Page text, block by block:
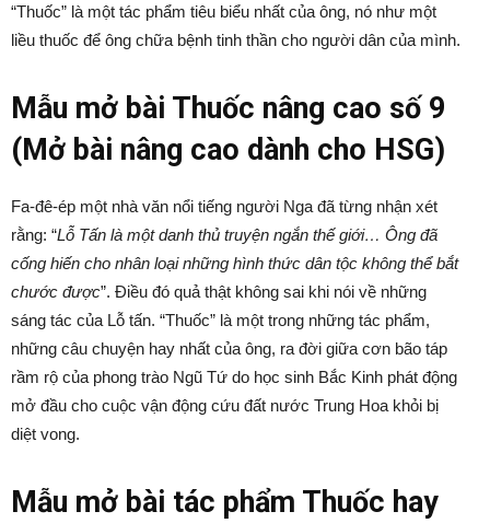
“Thuốc” là một tác phẩm tiêu biểu nhất của ông, nó như một
liều thuốc để ông chữa bệnh tinh thần cho người dân của mình.
Mẫu mở bài Thuốc nâng cao số 9
(Mở bài nâng cao dành cho HSG)
Fa-đê-ép một nhà văn nổi tiếng người Nga đã từng nhận xét
rằng: “Lỗ Tấn là một danh thủ truyện ngắn thế giới… Ông đã
cống hiến cho nhân loại những hình thức dân tộc không thể bắt
chước được”. Điều đó quả thật không sai khi nói về những
sáng tác của Lỗ tấn. “Thuốc” là một trong những tác phẩm,
những câu chuyện hay nhất của ông, ra đời giữa cơn bão táp
rầm rộ của phong trào Ngũ Tứ do học sinh Bắc Kinh phát động
mở đầu cho cuộc vận động cứu đất nước Trung Hoa khỏi bị
diệt vong.
Mẫu mở bài tác phẩm Thuốc hay